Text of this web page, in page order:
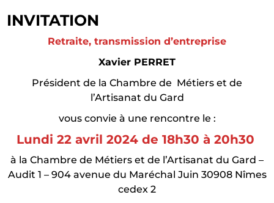
INVITATION
Retraite, transmission d’entreprise
Xavier PERRET
Président de la Chambre de Métiers et de
l’Artisanat du Gard
vous convie à une rencontre le :
Lundi 22 avril 2024 de 18h30 à 20h30
à la Chambre de Métiers et de l’Artisanat du Gard –
Audit 1 – 904 avenue du Maréchal Juin 30908 Nîmes
cedex 2